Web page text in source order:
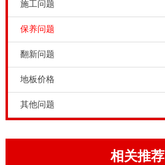
施工问题
保养问题
翻新问题
地板价格
其他问题
相关推荐